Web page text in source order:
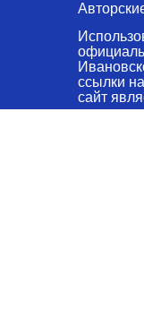
ссылки
сайт